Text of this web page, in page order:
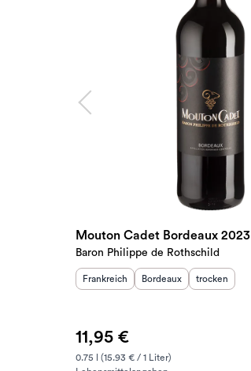
Mouton Cadet Bordeaux 2023
Baron Philippe de Rothschild
Herkunftsland :
Frankreich Herkunftsregion:
Bordeaux Geschmack
trocken
11,95 €
0.75 l (15.93 € / 1 Liter)